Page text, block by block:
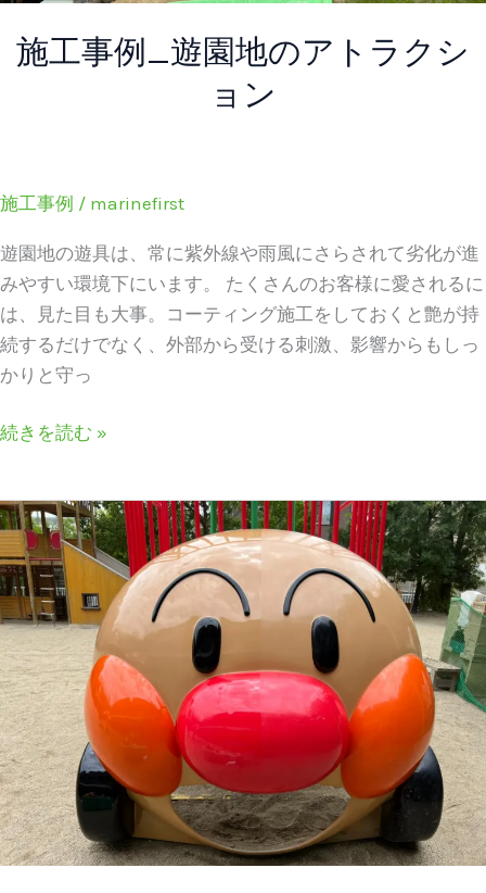
施工事例_遊園地のアトラクシ
ョン
施工事例 / marinefirst
遊園地の遊具は、常に紫外線や雨風にさらされて劣化が進
みやすい環境下にいます。 たくさんのお客様に愛されるに
は、見た目も大事。コーティング施工をしておくと艶が持
続するだけでなく、外部から受ける刺激、影響からもしっ
かりと守っ
シ
続きを読む »
施
工
事
例
_
幼
稚
園
の
遊
具